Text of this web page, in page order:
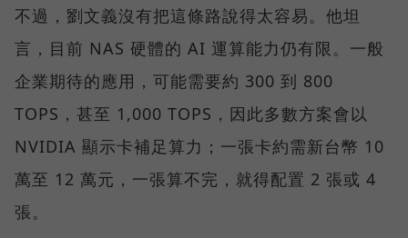
不過，劉文義沒有把這條路說得太容易。他坦
言，目前 NAS 硬體的 AI 運算能力仍有限。一般
企業期待的應用，可能需要約 300 到 800
TOPS，甚至 1,000 TOPS，因此多數方案會以
NVIDIA 顯示卡補足算力；一張卡約需新台幣 10
萬至 12 萬元，一張算不完，就得配置 2 張或 4
張。